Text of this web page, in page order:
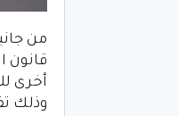
من
أخرى
وذلك